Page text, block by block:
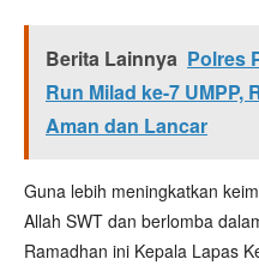
Berita Lainnya Polres
Run Milad ke-7 UMPP,
Aman dan Lancar
Guna lebih meningkatkan
Allah SWT dan berlomba
Ramadhan ini Kepala Lapas